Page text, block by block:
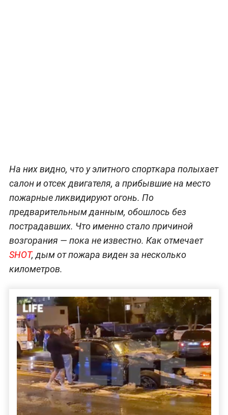
На них видно, что у элитного спорткара полыхает
салон и отсек двигателя, а прибывшие на место
пожарные ликвидируют огонь. По
предварительным данным, обошлось без
пострадавших. Что именно стало причиной
возгорания — пока не известно. Как отмечает
SHOT, дым от пожара виден за несколько
километров.